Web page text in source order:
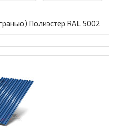
Полиэстер RAL 5002